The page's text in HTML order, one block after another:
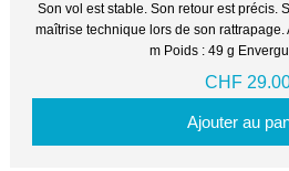
Son vol est stable. Son retour est précis.
maîtrise technique lors de son rattrapage.
m Poids : 49 g
CHF
Ajouter au